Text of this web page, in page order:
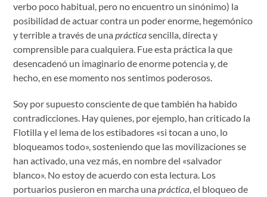
verbo poco habitual, pero no encuentro un sinónimo) la
posibilidad de actuar contra un poder enorme, hegemónico
y terrible a través de unaprácticasencilla, directa y
comprensible para cualquiera. Fue esta práctica la que
desencadenó un imaginario de enorme potencia y, de
hecho, en ese momento nos sentimos poderosos.
Soy por supuesto consciente de que también ha habido
contradicciones. Hay quienes, por ejemplo, han criticado la
Flotilla y el lema de los estibadores «si tocan a uno, lo
bloqueamos todo», sosteniendo que las movilizaciones se
han activado, una vez más, en nombre del «salvador
blanco». No estoy de acuerdo con esta lectura. Los
portuarios pusieron en marcha unapráctica, el bloqueo de